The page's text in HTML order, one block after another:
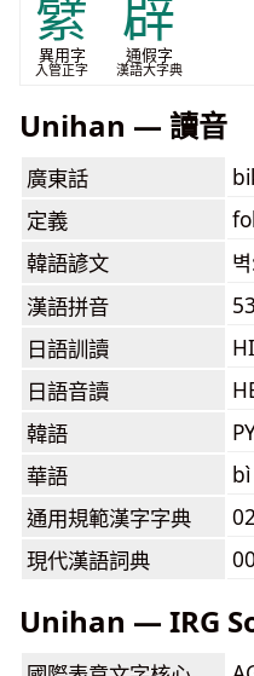
繴
異用字
入管正字
辟
通假字
漢語大字典
Unihan — 讀音
廣東話
定義
韓語諺文
漢語拼音
日語訓讀
日語音讀
韓語
華語
bì
通用規範漢字字典
現代漢語詞典
Unihan — IRG